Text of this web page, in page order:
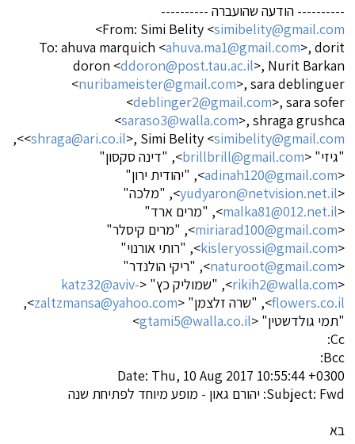
---------- הודעה שהועברה ----------
From: Simi Belity <simibelity@gmail.com
>
To: ahuva marquich <ahuva.ma1@gmail.com>, dorit
doron <ddoron@post.tau.ac.il>, Nurit Barkan
<nuribameister@gmail.com>, sara deblinguer
<deblinger2@gmail.com>, sara sofer
<saraso3@walla.com>, shraga grushca
<shraga@ari.co.il>, Simi Belity <simibelity@gmail.com
>,
"גיזי" <brillbrill@gmail.com>, "דינה סקסון"
<
adinah120@gmail.com>, "יהודית ירון"
<
yudyaron@netvision.net.il>, "מלכה"
<
malka81@012.net.il>, "מרים ארד"
<
miriarad100@gmail.com>, "מרים קיסלר"
<
kisleryossi@gmail.com>, "רותי אורנוי"
<
naturoot@gmail.com>, "ריקי הולנדר"
<
rikih2@walla.com>, "שמוליק כץ" <katz32@aviv-
flowers.co.il>, "שרה זלצמן" <zaltzmansa@yahoo.com
>,
"תמי גולדשטין" <gtami5@walla.co.il
>
Cc:
Bcc:
Date: Thu, 10 Aug 2017 10:55:44 +0300
Subject: Fwd: יהורם גאון - מופע מיוחד לפתיחת שנה
בא